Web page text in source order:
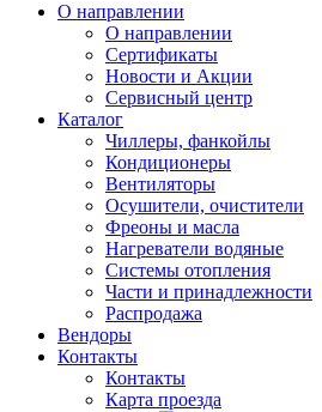
О направлении
О направлении
Сертификаты
Новости и Акции
Сервисный центр
Каталог
Чиллеры, фанкойлы
Кондиционеры
Вентиляторы
Осушители, очистители
Фреоны и масла
Нагреватели водяные
Системы отопления
Части и принадлежности
Раcпродажа
Вендоры
Контакты
Контакты
Карта проезда